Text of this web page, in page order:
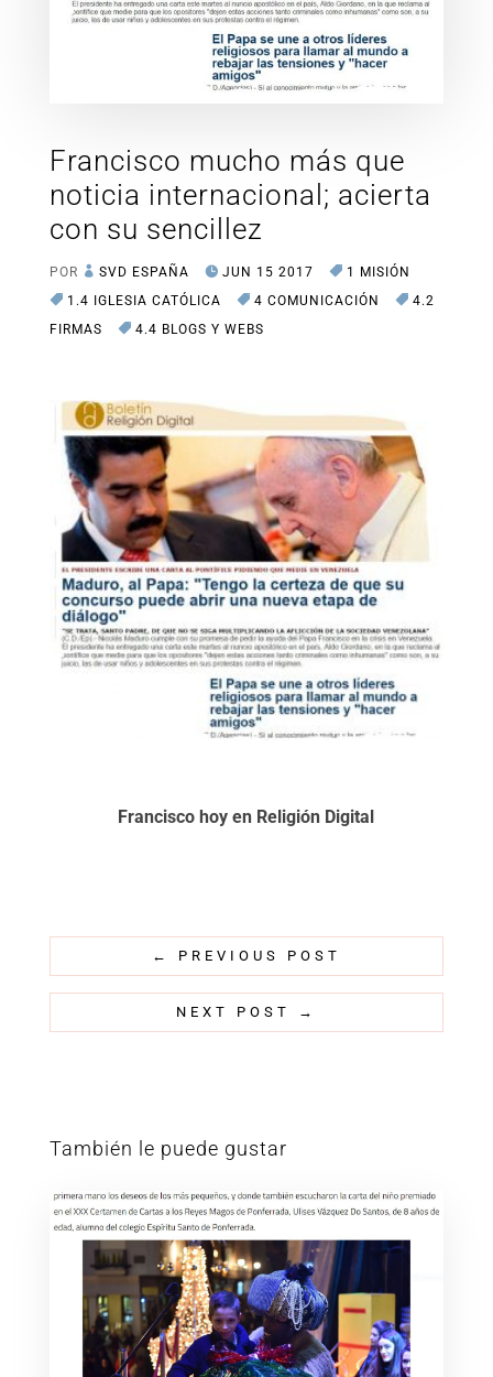
Francisco mucho más que
noticia internacional; acierta
con su sencillez
POR SVD ESPAÑA JUN 15 2017
1 MISIÓN
1.4 IGLESIA CATÓLICA
4 COMUNICACIÓN
4.2
FIRMAS
4.4 BLOGS Y WEBS
Francisco hoy en Religión Digital
← PREVIOUS POST
NEXT POST →
También le puede gustar